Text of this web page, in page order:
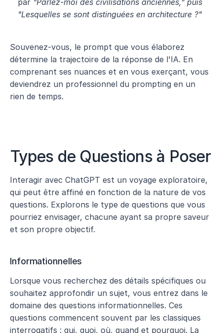
par "Parlez-moi des civilisations anciennes," puis
"Lesquelles se sont distinguées en architecture ?"
Souvenez-vous, le prompt que vous élaborez
détermine la trajectoire de la réponse de l'IA. En
comprenant ses nuances et en vous exerçant, vous
deviendrez un professionnel du prompting en un
rien de temps.
Types de Questions à Poser
Interagir avec ChatGPT est un voyage exploratoire,
qui peut être affiné en fonction de la nature de vos
questions. Explorons le type de questions que vous
pourriez envisager, chacune ayant sa propre saveur
et son propre objectif.
Informationnelles
Lorsque vous recherchez des détails spécifiques ou
souhaitez approfondir un sujet, vous entrez dans le
domaine des questions informationnelles. Ces
questions commencent souvent par les classiques
interrogatifs : qui, quoi, où, quand et pourquoi. La